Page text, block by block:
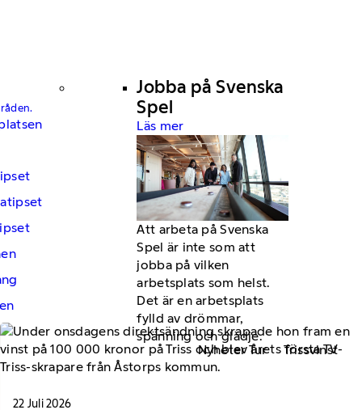
Jobba på Svenska
Spel
Läs mer
Att arbeta på Svenska
Spel är inte som att
jobba på vilken
arbetsplats som helst.
Det är en arbetsplats
fylld av drömmar,
spänning och glädje.
Nyheter Tur Trissvinst
22 Juli 2026